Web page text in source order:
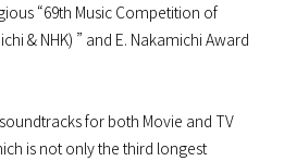
“69th Music Competition of
& NHK) ” and E. Nakamichi Award
for both Movie and TV
is not only the third longest